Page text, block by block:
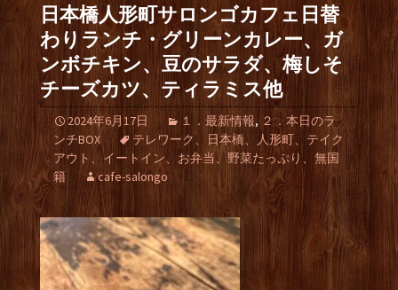
日本橋人形町サロンゴカフェ日替
わりランチ・グリーンカレー、ガ
ンボチキン、豆のサラダ、梅しそ
チーズカツ、ティラミス他
2024年6月17日 １．最新情報, ２．本日のラ
ンチBOX
テレワーク、日本橋、人形町、テイク
アウト、イートイン、お弁当、野菜たっぷり、無国
籍
cafe-salongo